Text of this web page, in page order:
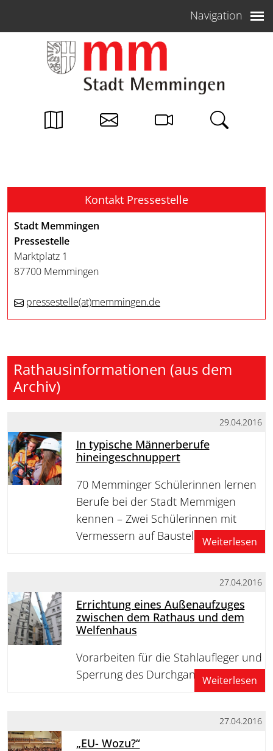
Navigation
Kontakt Pressestelle
Stadt Memmingen
Pressestelle
Marktplatz 1
87700 Memmingen
pressestelle(at)memmingen.de
Rathausinformationen (aus dem
Archiv)
29.04.2016
In typische Männerberufe
hineingeschnuppert
70 Memminger Schülerinnen lernen
Berufe bei der Stadt Memmigen
kennen – Zwei Schülerinnen mit
Vermessern auf Baustellen unterwegs
Weiterlesen
27.04.2016
Errichtung eines Außenaufzuges
zwischen dem Rathaus und dem
Welfenhaus
Vorarbeiten für die Stahlaufleger und
Sperrung des DurchgangsWeiterlesen
27.04.2016
„EU- Wozu?“